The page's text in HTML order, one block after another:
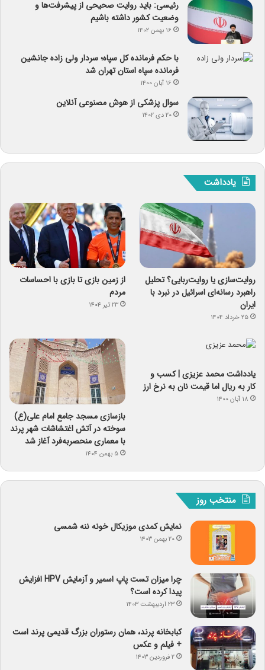
رئیسی: باید روایت صحیحی از پیشرفت‌ها و
وضعیت کشور داشته باشیم
۱۶ بهمن ۱۴۰۲
با حکم فرمانده کل سپاه؛ سردار ولی زاده جانشین
فرمانده سپاه استان تهران شد
۱۶ آبان ۱۴۰۰
سوال پزشکی از هوش مصنوعی آنلاین
۲۰ دی ۱۴۰۲
یادداشت
روایت‌سازی یا روایت‌ربایی؟ تحلیل
راهبرد رسانه‌ای اسرائیل در نبرد با
ایران
۲۵ خرداد ۱۴۰۴
از زمین بازی تا بازی با احساسات
مردم
۲۳ تیر ۱۴۰۴
یادداشت‌ محمد عزیزی | کسب و
کار به ریال اما قیمت نان به نرخ ارز
۱۸ آبان ۱۴۰۰
بازسازی مسجد جامع امام علی(ع)
سوخته در آتش اغتشاشات شهر پرند
با معماری منحصربه‌فرد آغاز شد
۵ بهمن ۱۴۰۴
منتخب روز
نمایش کمدی موزیکال خونه ننه شمسی
۲۰ بهمن ۱۴۰۳
چرا میزان تست پاپ اسمیر و آزمایش HPV افزایش
پیدا کرده است؟
۲۳ اردیبهشت ۱۴۰۳
کبابخانه پرند، همان رستوران بزرگ قدیمی پرند است
+ فیلم و عکس
۲ فروردین ۱۴۰۳